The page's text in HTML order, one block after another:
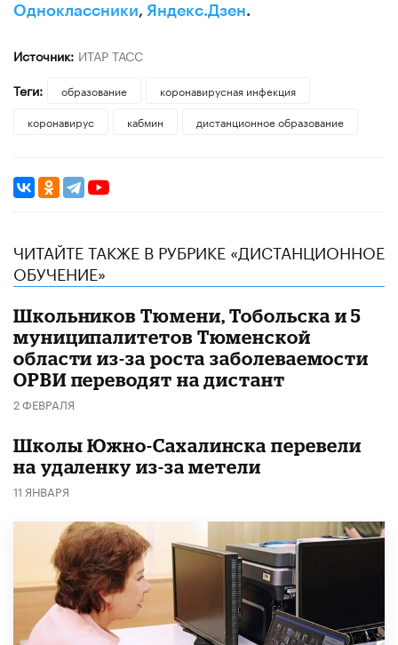
Одноклассники, Яндекс.Дзен.
Источник: ИТАР ТАСС
Теги:
образование
коронавирусная инфекция
коронавирус
кабмин дистанционное образование
ЧИТАЙТЕ ТАКЖЕ В РУБРИКЕ «ДИСТАНЦИОННОЕ
ОБУЧЕНИЕ»
Школьников Тюмени, Тобольска и 5
муниципалитетов Тюменской
области из-за роста заболеваемости
ОРВИ переводят на дистант
2 ФЕВРАЛЯ
Школы Южно-Сахалинска перевели
на удаленку из-за метели
11 ЯНВАРЯ